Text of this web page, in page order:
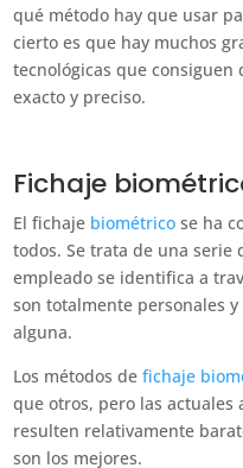
qué método hay que usar
cierto es que hay muchos
tecnológicas que consiguen
exacto y preciso.
Fichaje
El fichaje biométrico se ha
todos. Se trata de una serie
empleado se identifica a
son totalmente personales
alguna.
Los métodos defichaje
que otros, pero las actuales
resulten relativamente
son los mejores.